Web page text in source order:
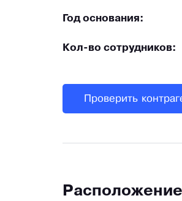
Год основания:
Кол-во сотрудников:
Проверить